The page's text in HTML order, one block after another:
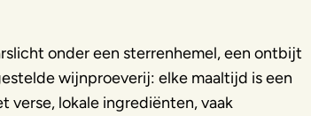
onder een sterrenhemel, een ontbijt
wijnproeverij: elke maaltijd is een
verse, lokale ingrediënten, vaak